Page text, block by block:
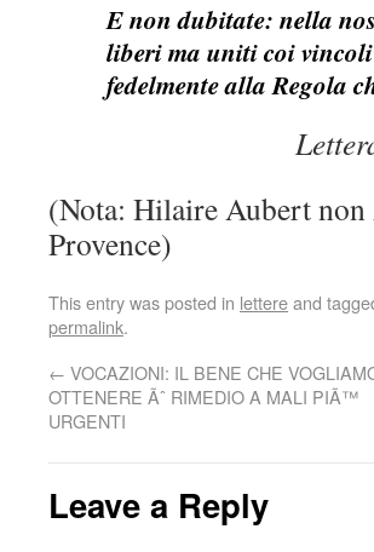
E non dubitate: nella
liberi ma uniti coi
fedelmente alla Regola
(Nota: Hilaire Aubert
Provence)
This entry was posted in lettereand
permalink.
← VOCAZIONI: IL BENE CHE
OTTENERE Ãˆ RIMEDIO A MALI PIÃ™
URGENTI
Leave a Reply